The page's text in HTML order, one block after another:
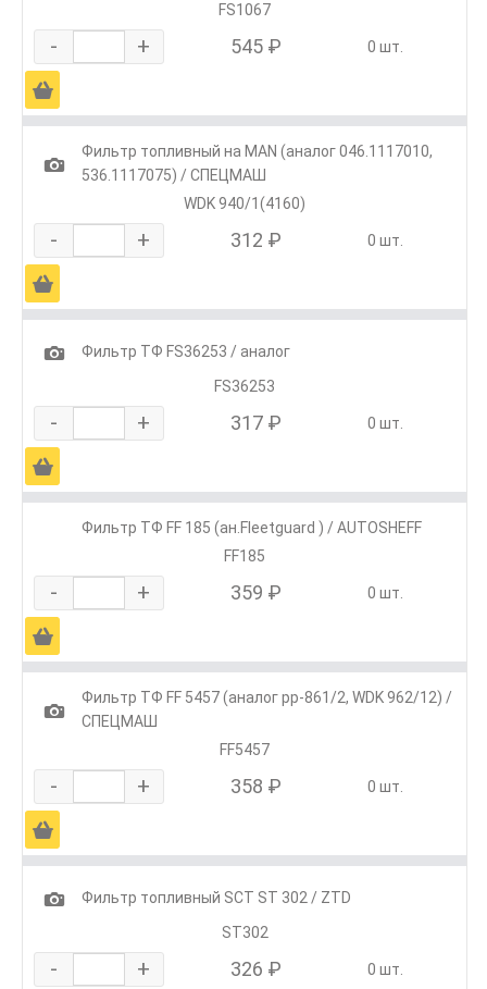
FS1067
- + 545 ₽ 0 шт.
Ä
1
Фильтр топливный на MAN (аналог 046.1117010,
536.1117075) / СПЕЦМАШ
WDK 940/1(4160)
- + 312 ₽ 0 шт.
Ä
1
Фильтр ТФ FS36253 / аналог
FS36253
- + 317 ₽ 0 шт.
Ä
Фильтр ТФ FF 185 (ан.Fleetguard ) / AUTOSHEFF
FF185
- + 359 ₽ 0 шт.
Ä
1
Фильтр ТФ FF 5457 (аналог pp-861/2, WDK 962/12) /
СПЕЦМАШ
FF5457
- + 358 ₽ 0 шт.
Ä
1
Фильтр топливный SCT ST 302 / ZTD
SТ302
- + 326 ₽ 0 шт.